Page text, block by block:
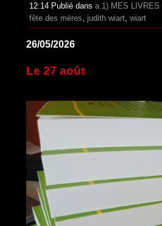
12:14 Publié dans a.1) MES LIVRES
fête des mères, judith wiart, wiart
26/05/2026
Le 27 août